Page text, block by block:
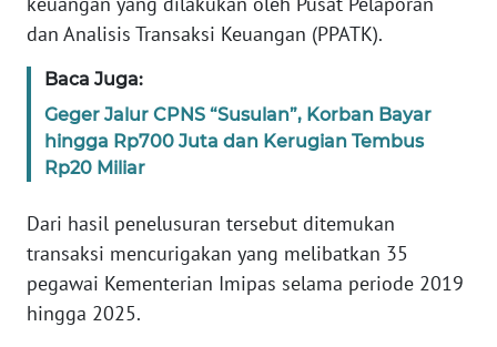
dan Analisis Transaksi Keuangan (PPATK).
Baca Juga:
Geger Jalur CPNS “Susulan”, Korban Bayar
hingga Rp700 Juta dan Kerugian Tembus
Rp20 Miliar
Dari hasil penelusuran tersebut ditemukan
transaksi mencurigakan yang melibatkan 35
pegawai Kementerian Imipas selama periode 2019
hingga 2025.
BANTEN
WN
NTT
WN
KEPRI
WN
PAPUA